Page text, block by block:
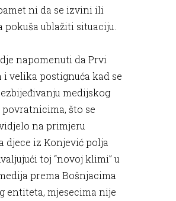
ni da se izvini ili
pokuša ublažiti situaciju.
napomenuti da Prvi
i velika postignuća kad se
medijskog
što se
na primjeru
djece iz Konjević polja
toj “novoj klimi” u
prema Bošnjacima
entiteta, mjesecima nije